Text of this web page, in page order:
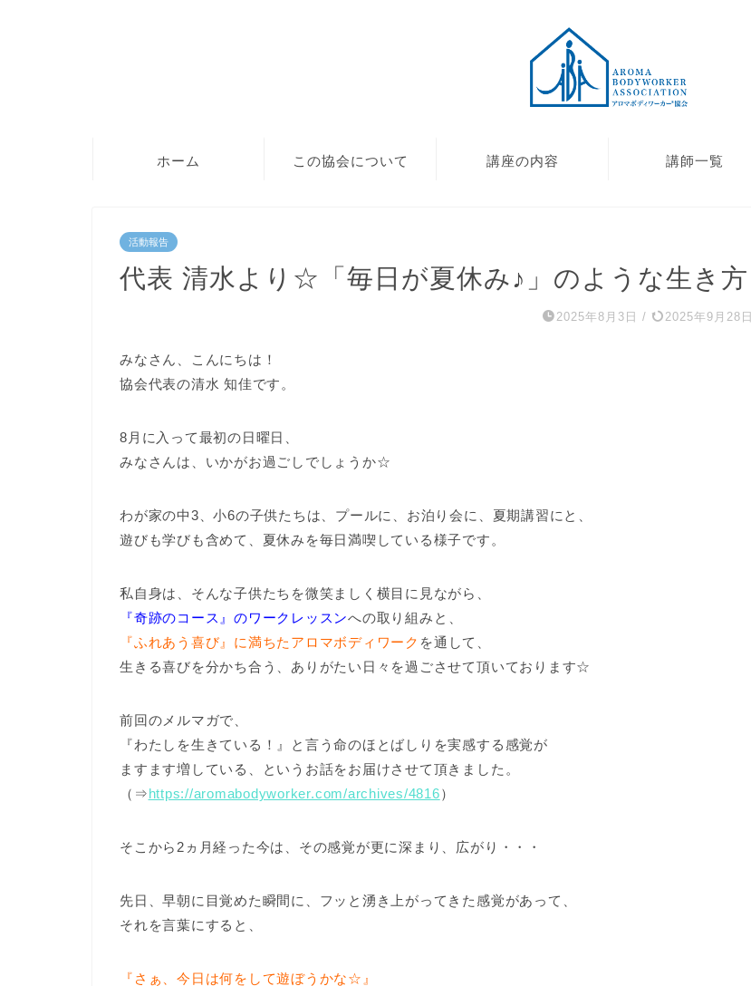
ホーム この協会について 講座の内容 講師一覧
活動報告
代表 清水より☆「毎日が夏休み♪」のような生き方
2025年8月3日 / 2025年9月28日
みなさん、こんにちは！
協会代表の清水 知佳です。
8月に入って最初の日曜日、
みなさんは、いかがお過ごしでしょうか☆
わが家の中3、小6の子供たちは、プールに、お泊り会に、夏期講習にと、
遊びも学びも含めて、夏休みを毎日満喫している様子です。
私自身は、そんな子供たちを微笑ましく横目に見ながら、
『奇跡のコース』のワークレッスンへの取り組みと、
『ふれあう喜び』 に満ちたアロマボディワーク を通して、
生きる喜びを分かち合う、ありがたい日々を過ごさせて頂いております☆
前回のメルマガで、
『わたしを生きている！』と言う命のほとばしりを実感する感覚が
ますます増している、というお話をお届けさせて頂きました。
（⇒https://aromabodyworker.com/archives/4816）
そこから2ヵ月経った今は、その感覚が更に深まり、広がり・・・
先日、早朝に目覚めた瞬間に、フッと湧き上がってきた感覚があって、
それを言葉にすると、
『さぁ、今日は何をして遊ぼうかな☆』